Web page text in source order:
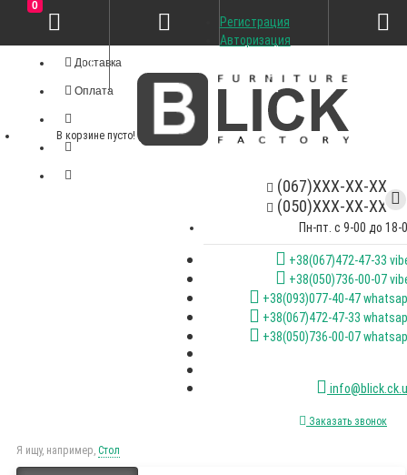
Доставка
Оплата
(067)XXX-XX-XX
(050)XXX-XX-XX
Пн-пт. с 9-00 до 18-
+38(067)472-47-33
+38(050)736-00-07
+38(093)077-40-47
+38(067)472-47-33
+38(050)736-00-07
Заказать звонок
Я ищу, например, Стол
Регистрация
Авторизация
0
В корзине пусто!